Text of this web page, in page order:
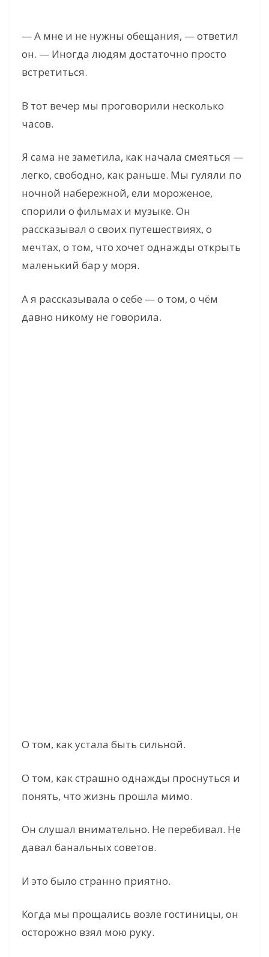
— А мне и не нужны обещания, — ответил
он. — Иногда людям достаточно просто
встретиться.
В тот вечер мы проговорили несколько
часов.
Я сама не заметила, как начала смеяться —
легко, свободно, как раньше. Мы гуляли по
ночной набережной, ели мороженое,
спорили о фильмах и музыке. Он
рассказывал о своих путешествиях, о
мечтах, о том, что хочет однажды открыть
маленький бар у моря.
А я рассказывала о себе — о том, о чём
давно никому не говорила.
О том, как устала быть сильной.
О том, как страшно однажды проснуться и
понять, что жизнь прошла мимо.
Он слушал внимательно. Не перебивал. Не
давал банальных советов.
И это было странно приятно.
Когда мы прощались возле гостиницы, он
осторожно взял мою руку.